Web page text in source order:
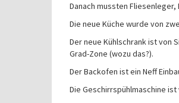
Danach mussten
Die neue Küche wurde von
Der neue Kühlschrank ist von
Grad-Zone (wozu das?).
Der Backofen ist ein Neff
Die Geschirrspühlmaschine ist